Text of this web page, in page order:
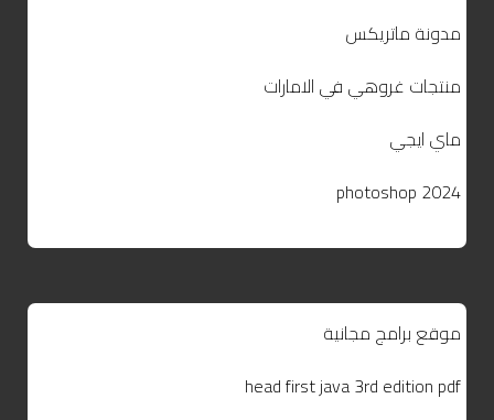
مدونة ماتريكس
منتجات غروهي في الامارات
ماي ايجي
photoshop 2024
موقع برامج مجانية
head first java 3rd edition pdf